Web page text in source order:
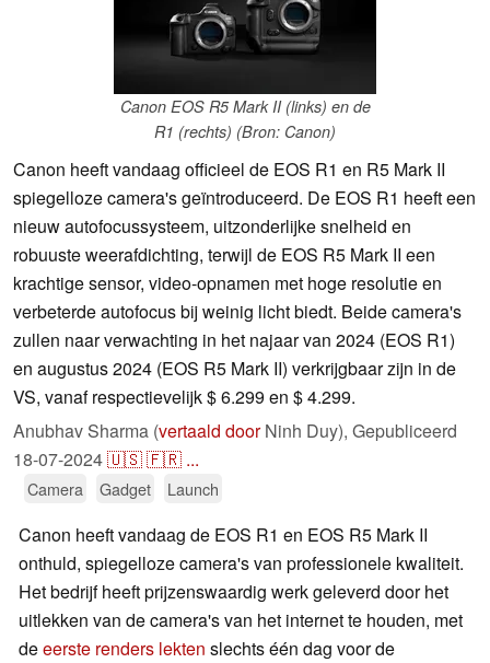
Canon EOS R5 Mark II (links) en de
R1 (rechts) (Bron: Canon)
Canon heeft vandaag officieel de EOS R1 en R5 Mark II
spiegelloze camera's geïntroduceerd. De EOS R1 heeft een
nieuw autofocussysteem, uitzonderlijke snelheid en
robuuste weerafdichting, terwijl de EOS R5 Mark II een
krachtige sensor, video-opnamen met hoge resolutie en
verbeterde autofocus bij weinig licht biedt. Beide camera's
zullen naar verwachting in het najaar van 2024 (EOS R1)
en augustus 2024 (EOS R5 Mark II) verkrijgbaar zijn in de
VS, vanaf respectievelijk $ 6.299 en $ 4.299.
Anubhav Sharma (vertaald doorNinh Duy), Gepubliceerd
18-07-2024🇺🇸🇫🇷 ...
Camera Gadget Launch
Canon heeft vandaag de EOS R1 en EOS R5 Mark II
onthuld, spiegelloze camera's van professionele kwaliteit.
Het bedrijf heeft prijzenswaardig werk geleverd door het
uitlekken van de camera's van het internet te houden, met
deeerste renders lekten slechts één dag voor de